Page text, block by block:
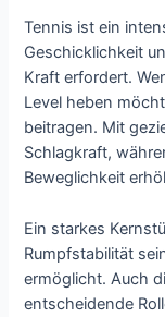
Tennis ist ein
Geschicklichkeit
Kraft erfordert.
Level heben
beitragen. Mit
Schlagkraft,
Beweglichkeit
Ein starkes
Rumpfstabilität
ermöglicht. Auch
entscheidende